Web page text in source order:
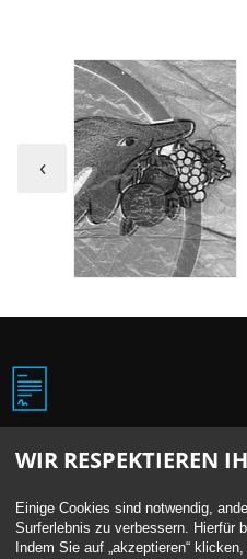
‹
Get a quote now
We'd be honoured to be part
get in touch.
WIR RESPEKTIEREN
Einige Cookies sind notwendig,
Surferlebnis zu verbessern. Hierfür
Indem Sie auf „akzeptieren“